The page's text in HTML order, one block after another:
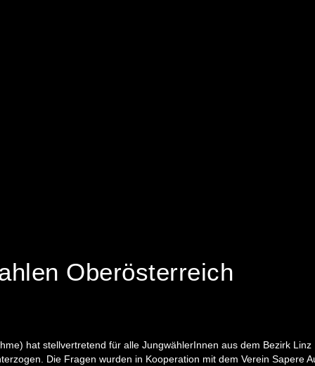
Oberösterreich
hat stellvertretend für alle JungwählerInnen aus dem Bezirk
Die Fragen wurden in Kooperation mit dem Verein Sapere